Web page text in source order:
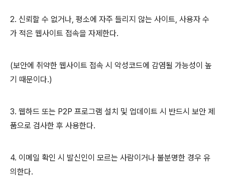
2. 신뢰할 수 없거나, 평소에 자주 들리지 않는 사이트, 사용자 수
가 적은 웹사이트 접속을 자제한다.
(보안에 취약한 웹사이트 접속 시 악성코드에 감염될 가능성이 높
기 때문이다.)
3. 웹하드 또는 P2P 프로그램 설치 및 업데이트 시 반드시 보안 제
품으로 검사한 후 사용한다.
4. 이메일 확인 시 발신인이 모르는 사람이거나 불분명한 경우 유
의한다.